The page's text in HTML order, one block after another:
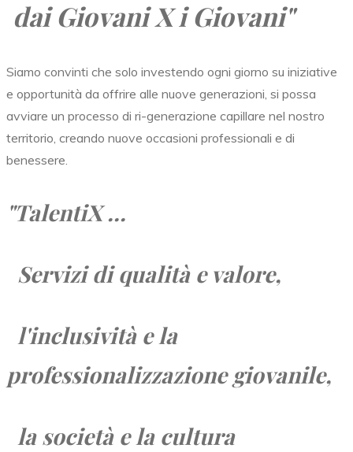
dai Giovani X i Giovani"
Siamo convinti che solo investendo ogni giorno su iniziative
e opportunità da offrire alle nuove generazioni, si possa
avviare un processo di ri-generazione capillare nel nostro
territorio, creando nuove occasioni professionali e di
benessere.
"TalentiX ...
Servizi di qualità e valore,
l'inclusività e la
professionalizzazione giovanile,
la società ela cultura